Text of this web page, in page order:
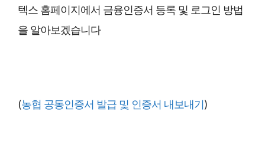
텍스 홈페이지에서 금융인증서 등록 및 로그인 방법
을 알아보겠습니다
(농협 공동인증서 발급 및 인증서 내보내기)